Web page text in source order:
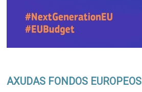
AXUDAS FONDOS EUROPEOS